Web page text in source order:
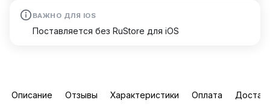
ВАЖНО ДЛЯ IOS
Поставляется без RuStore для iOS
Описание Отзывы Характеристики Оплата